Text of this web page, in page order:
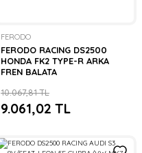
FERODO
FERODO RACING DS2500
HONDA FK2 TYPE-R ARKA
FREN BALATA
9.061,02 TL
10.067,81 TL